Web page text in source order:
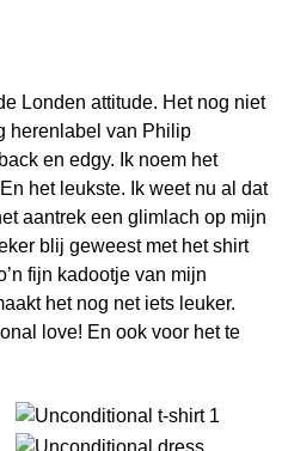
Londen attitude. Het nog niet
herenlabel van Philip
en edgy. Ik noem het
het leukste. Ik weet nu al dat
aantrek een glimlach op mijn
blij geweest met het shirt
fijn kadootje van mijn
het nog net iets leuker.
love! En ook voor het te